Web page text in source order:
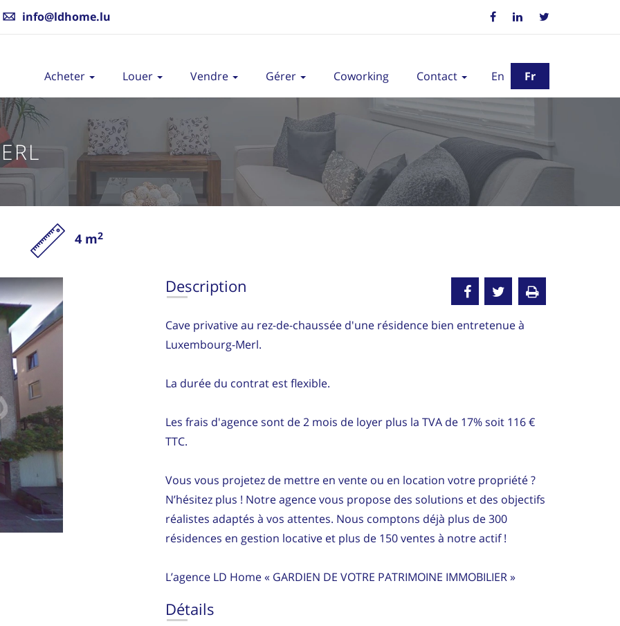
info@ldhome.lu
En Fr
Acheter Louer Vendre Gérer Coworking Contact
4 m2
Description
Cave privative au rez-de-chaussée d'une résidence bien entretenue à
Luxembourg-Merl.
La durée du contrat est flexible.
Les frais d'agence sont de 2 mois de loyer plus la TVA de 17% soit 116 €
TTC.
Vous vous projetez de mettre en vente ou en location votre propriété ?
N’hésitez plus ! Notre agence vous propose des solutions et des objectifs
réalistes adaptés à vos attentes. Nous comptons déjà plus de 300
résidences en gestion locative et plus de 150 ventes à notre actif !
L’agence LD Home « GARDIEN DE VOTRE PATRIMOINE IMMOBILIER »
Détails